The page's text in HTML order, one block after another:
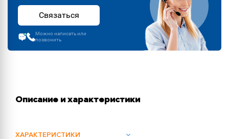
Связаться
Можно написать или
позвонить
Описание и характеристики
ХАРАКТЕРИСТИКИ